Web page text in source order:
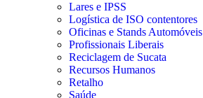
Lares e IPSS
Logística de ISO contentores
Oficinas e Stands Automóveis
Profissionais Liberais
Reciclagem de Sucata
Recursos Humanos
Retalho
Saúde